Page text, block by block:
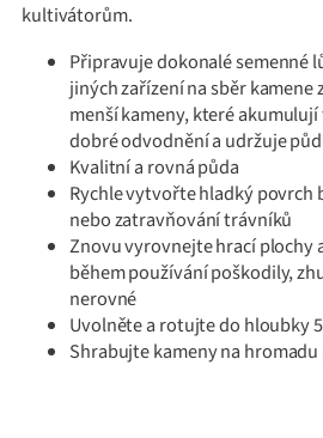
kultivátorům.
Připravuje dokonalé semenné
jiných zařízení na sběr kamene
menší kameny, které
dobré odvodnění a udržuje
Kvalitní a rovná půda
Rychle vytvořte hladký povrch
nebo zatravňování trávníků
Znovu vyrovnejte hrací plochy
během používání poškodily,
nerovné
Uvolněte a rotujte do hloubky
Shrabujte kameny na